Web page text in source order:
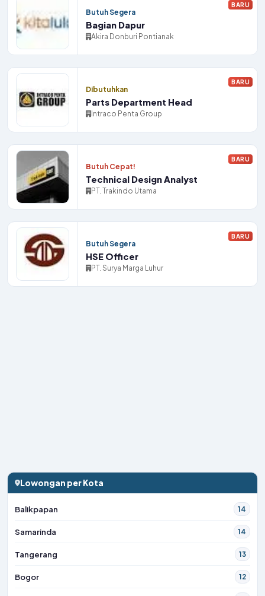
Butuh Segera
Bagian Dapur
Akira Donburi Pontianak
BARU
Dibutuhkan
Parts Department Head
Intraco Penta Group
BARU
Butuh Cepat!
Technical Design Analyst
PT. Trakindo Utama
BARU
Butuh Segera
HSE Officer
PT. Surya Marga Luhur
BARU
Lowongan per Kota
Balikpapan 14
Samarinda 14
Tangerang 13
Bogor 12